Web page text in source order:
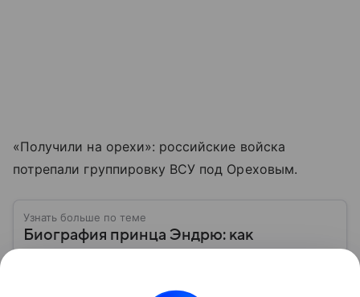
«Получили на орехи»: российские войска
потрепали группировку ВСУ под Ореховым.
Узнать больше по теме
Биография принца Эндрю: как